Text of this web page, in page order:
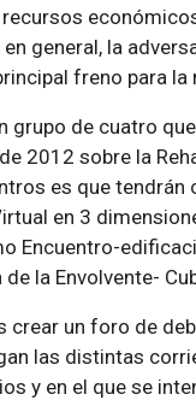
general, la
freno para
grupo de cuatro
2012 sobre la
es que
en 3
Encuentro-
la Envolvente-
crear un foro de
las distintas
y en el que se